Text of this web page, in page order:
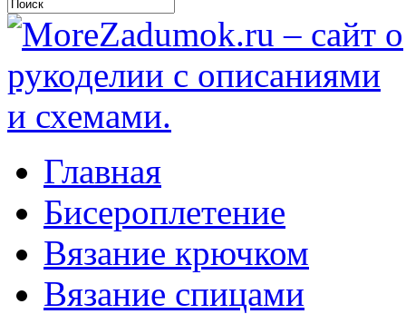
Главная
Бисероплетение
Вязание крючком
Вязание спицами